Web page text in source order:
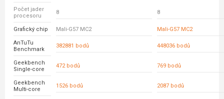
Počet jader
procesoru
8 8
Grafický chip Mali-G57 MC2 Mali-G57 MC2
AnTuTu
Benchmark
382881 bodů 448036 bodů
Geekbench
Single-core
472 bodů 769 bodů
Geekbench
Multi-core
1526 bodů 2087 bodů